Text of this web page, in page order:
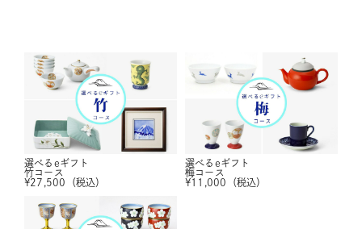
選べるeギフト
竹コース
¥27,500 （税込）
選べるeギフト
梅コース
¥11,000 （税込）